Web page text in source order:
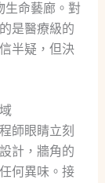
命藝廊。對
是醫療級的
半疑，但決
師眼睛立刻
計，牆角的
何異味。接